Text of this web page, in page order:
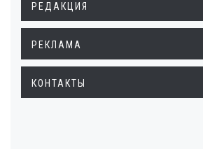
РЕДАКЦИЯ
РЕКЛАМА
КОНТАКТЫ